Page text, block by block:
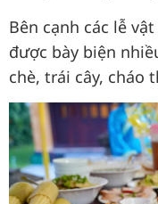
Bên cạnh các lễ
được bày biện
chè, trái cây, cháo